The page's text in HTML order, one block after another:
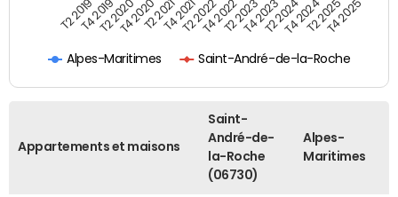
Alpes-Maritimes Saint-André-de-la-Roche
T2 2019T4 2019T2 2020T4 2020T2 2021T4 2021T2 2022T4 2022T2 2023T4 2023T2 2024T4 2024T2 2025T4 2025
Appartements et maisons
Saint-
André-de-
la-Roche
(06730)
Alpes-
Maritimes